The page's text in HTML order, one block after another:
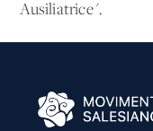
Ausiliatrice".